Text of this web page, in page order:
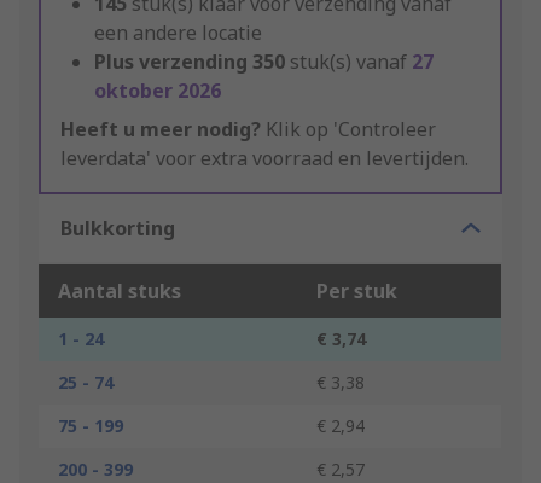
een andere locatie
Plus verzending 350 stuk(s) vanaf 27
oktober 2026
Heeft u meer nodig? Klik op 'Controleer
leverdata' voor extra voorraad en levertijden.
Bulkkorting
Aantal stuks Per stuk
1 - 24
€ 3,74
25 - 74
€ 3,38
75 - 199
€ 2,94
200 - 399
€ 2,57